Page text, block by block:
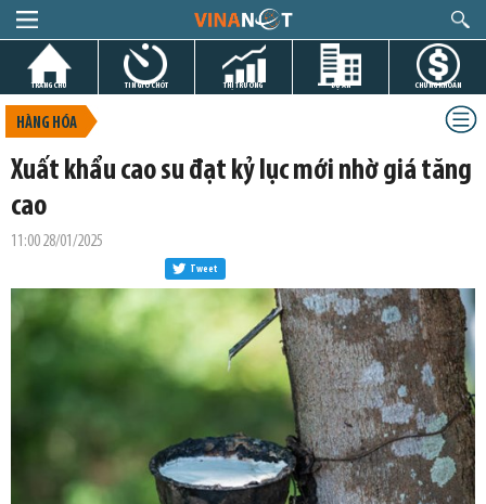
TRANG CHỦ TIN GIỜ CHÓT THỊ TRƯỜNG DỰ ÁN CHỨNG KHOÁN
HÀNG HÓA
Xuất khẩu cao su đạt kỷ lục mới nhờ giá tăng
cao
11:00 28/01/2025
Tweet